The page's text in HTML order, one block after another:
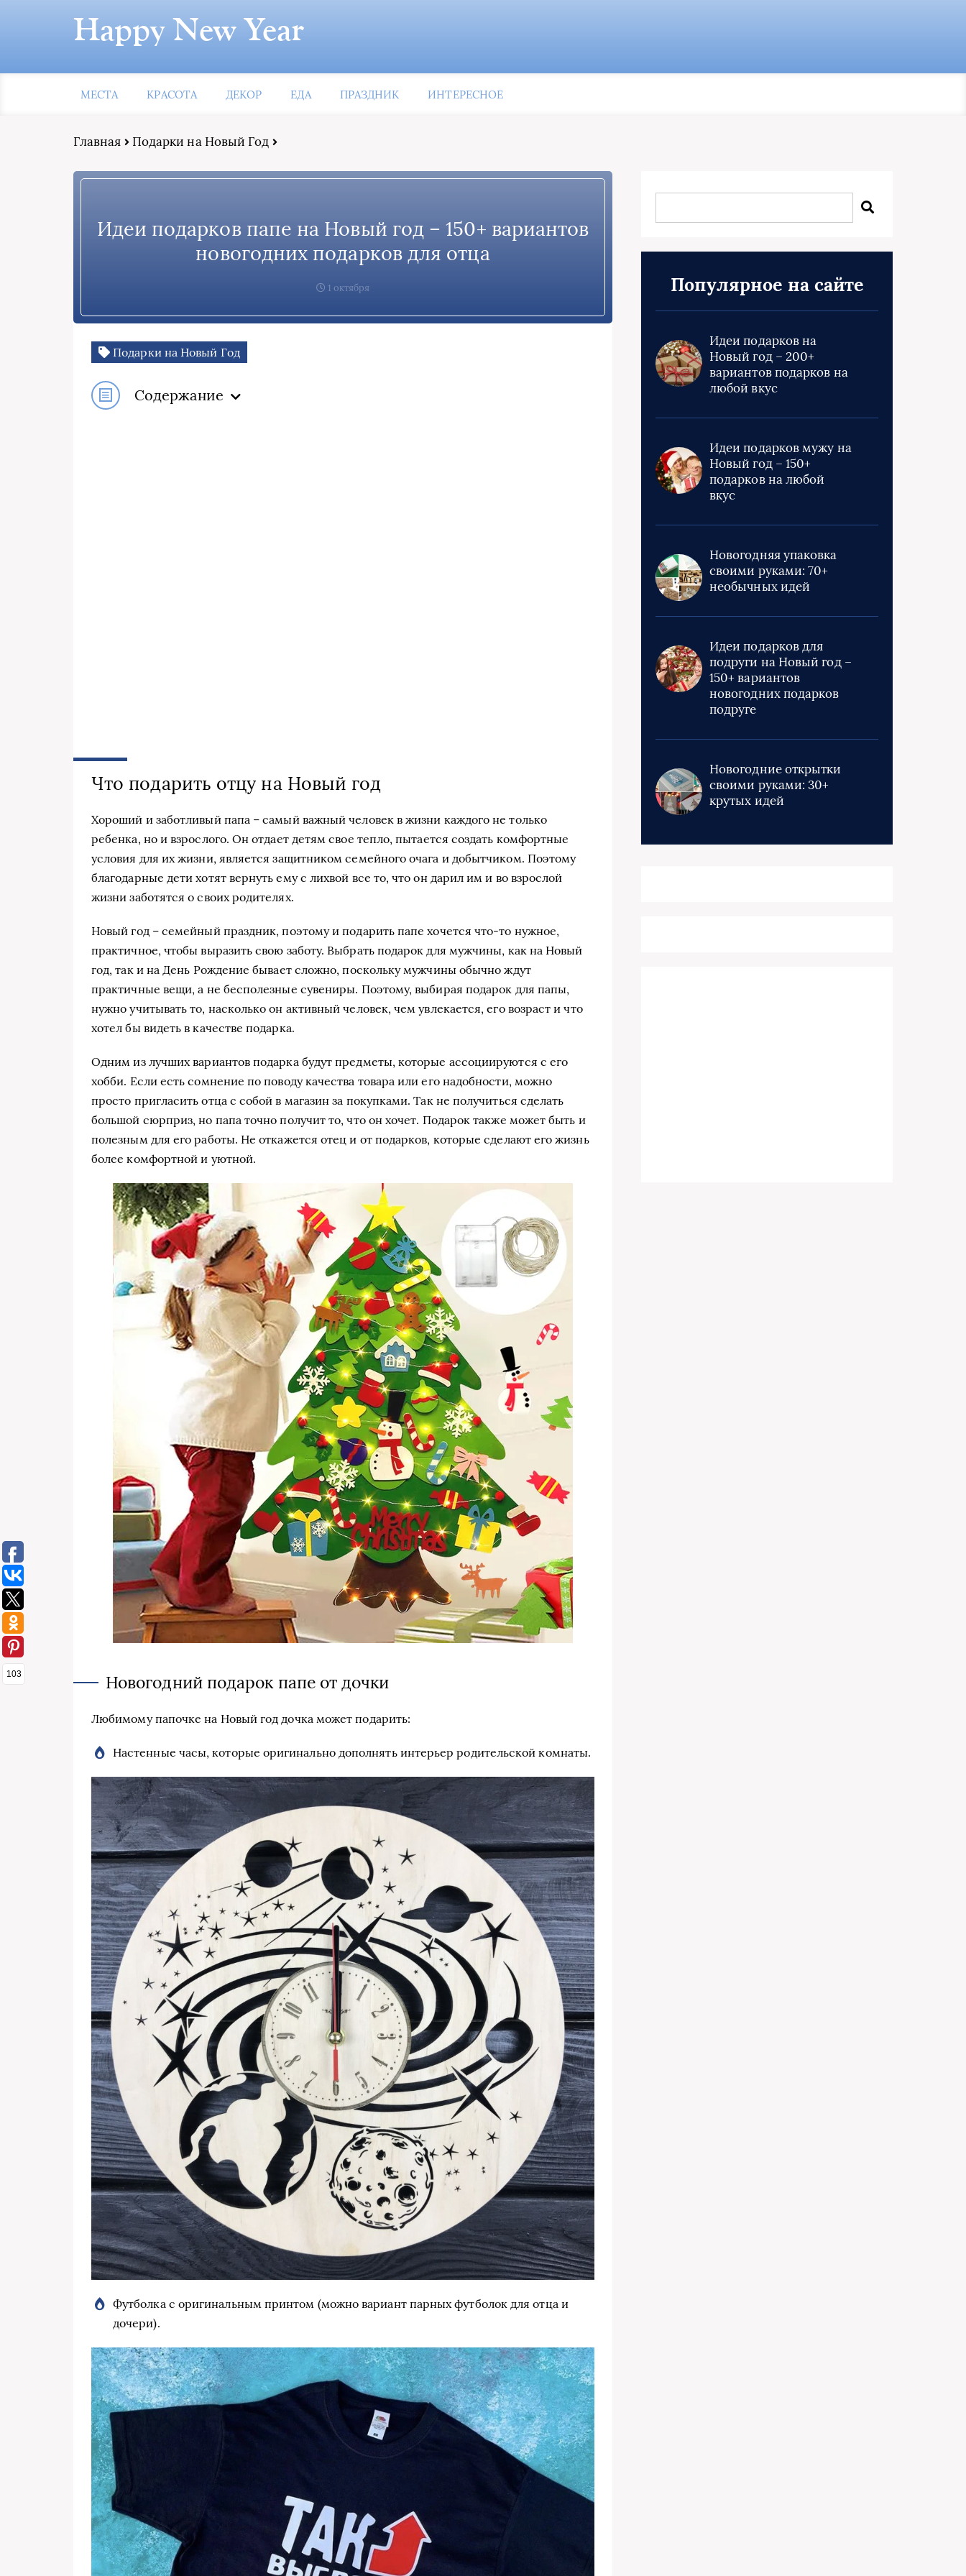
Happy New Year
МЕСТА КРАСОТА ДЕКОР ЕДА ПРАЗДНИК ИНТЕРЕСНОЕ
Главная Подарки на Новый Год
Идеи подарков папе на Новый год – 150+ вариантов
новогодних подарков для отца
1 октября
Подарки на Новый Год
Содержание
Что подарить отцу на Новый год
Хороший и заботливый папа – самый важный человек в жизни каждого не только
ребенка, но и взрослого. Он отдает детям свое тепло, пытается создать комфортные
условия для их жизни, является защитником семейного очага и добытчиком. Поэтому
благодарные дети хотят вернуть ему с лихвой все то, что он дарил им и во взрослой
жизни заботятся о своих родителях.
Новый год – семейный праздник, поэтому и подарить папе хочется что-то нужное,
практичное, чтобы выразить свою заботу. Выбрать подарок для мужчины, как на Новый
год, так и на День Рождение бывает сложно, поскольку мужчины обычно ждут
практичные вещи, а не бесполезные сувениры. Поэтому, выбирая подарок для папы,
нужно учитывать то, насколько он активный человек, чем увлекается, его возраст и что
хотел бы видеть в качестве подарка.
Одним из лучших вариантов подарка будут предметы, которые ассоциируются с его
хобби. Если есть сомнение по поводу качества товара или его надобности, можно
просто пригласить отца с собой в магазин за покупками. Так не получиться сделать
большой сюрприз, но папа точно получит то, что он хочет. Подарок также может быть и
полезным для его работы. Не откажется отец и от подарков, которые сделают его жизнь
более комфортной и уютной.
Новогодний подарок папе от дочки
Любимому папочке на Новый год дочка может подарить:
Настенные часы, которые оригинально дополнять интерьер родительской комнаты.
Футболка с оригинальным принтом (можно вариант парных футболок для отца и
дочери).
Популярное на сайте
Идеи подарков на
Новый год – 200+
вариантов подарков на
любой вкус
Идеи подарков мужу на
Новый год – 150+
подарков на любой
вкус
Новогодняя упаковка
своими руками: 70+
необычных идей
Идеи подарков для
подруги на Новый год –
150+ вариантов
новогодних подарков
подруге
Новогодние открытки
своими руками: 30+
крутых идей
103